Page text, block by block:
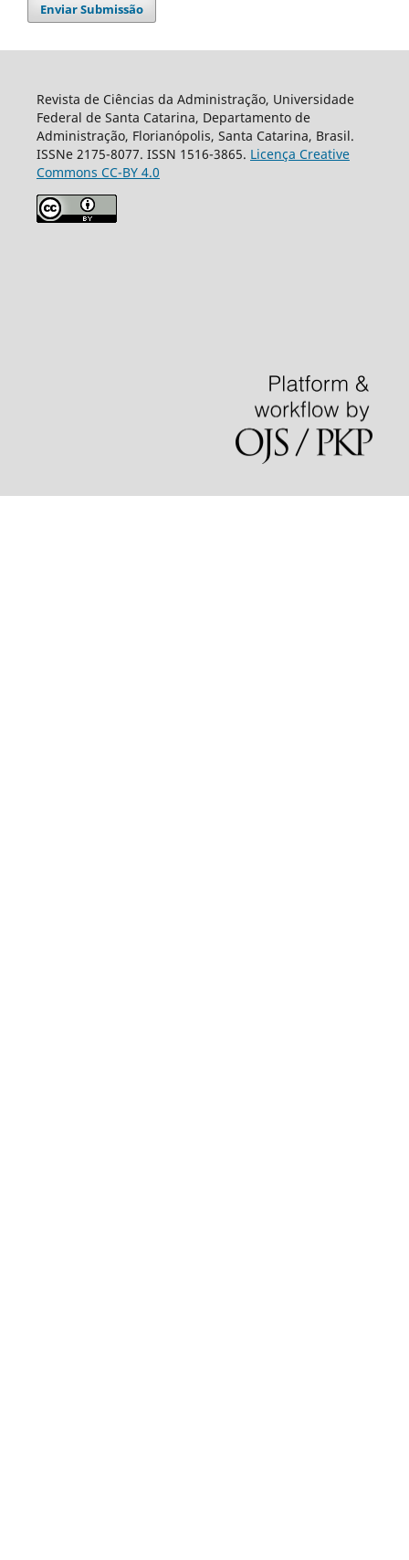
Enviar Submissão
Revista de Ciências da Administração, Universidade
Federal de Santa Catarina, Departamento de
Administração, Florianópolis, Santa Catarina, Brasil.
ISSNe 2175-8077. ISSN 1516-3865. Licença Creative
Commons CC-BY 4.0